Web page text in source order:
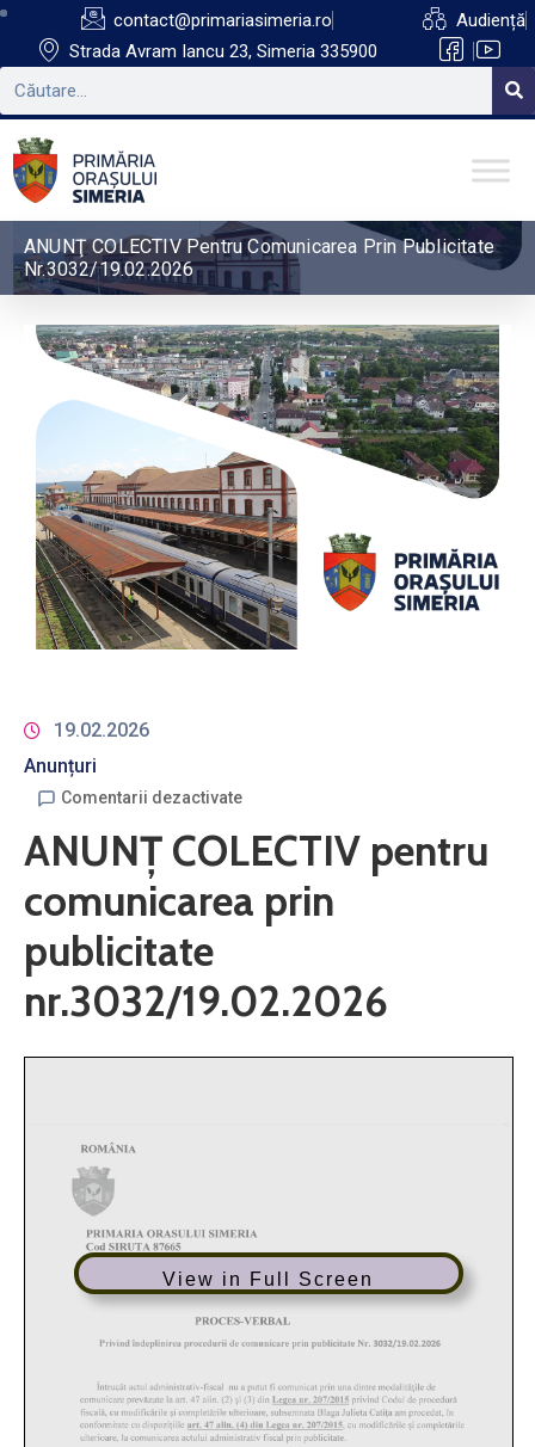
contact@primariasimeria.ro
Strada Avram Iancu 23, Simeria 335900
Audiență
ANUNŢ COLECTIV Pentru Comunicarea Prin Publicitate
Nr.3032/19.02.2026
19.02.2026
Anunțuri
Comentarii dezactivate
ANUNŢ COLECTIV pentru
comunicarea prin
publicitate
nr.3032/19.02.2026
View in Full Screen